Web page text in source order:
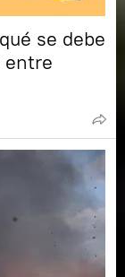
se debe
entre